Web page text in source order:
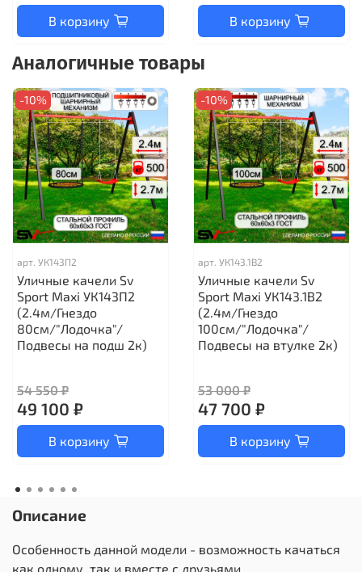
В корзину В корзину
Аналогичные товары
-10%
арт. УК143П2
Уличные качели Sv
Sport Maxi УК143П2
(2.4м/Гнездо
80см/"Лодочка"/
Подвесы на подш 2к)
54 550 ₽
49 100 ₽
В корзину
-10%
арт. УК143.1В2
Уличные качели Sv
Sport Maxi УК143.1В2
(2.4м/Гнездо
100см/"Лодочка"/
Подвесы на втулке 2к)
53 000 ₽
47 700 ₽
В корзину
Описание
Особенность данной модели - возможность качаться
как одному, так и вместе с друзьями.